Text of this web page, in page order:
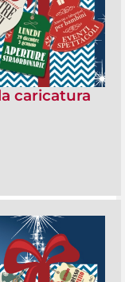
caricatura